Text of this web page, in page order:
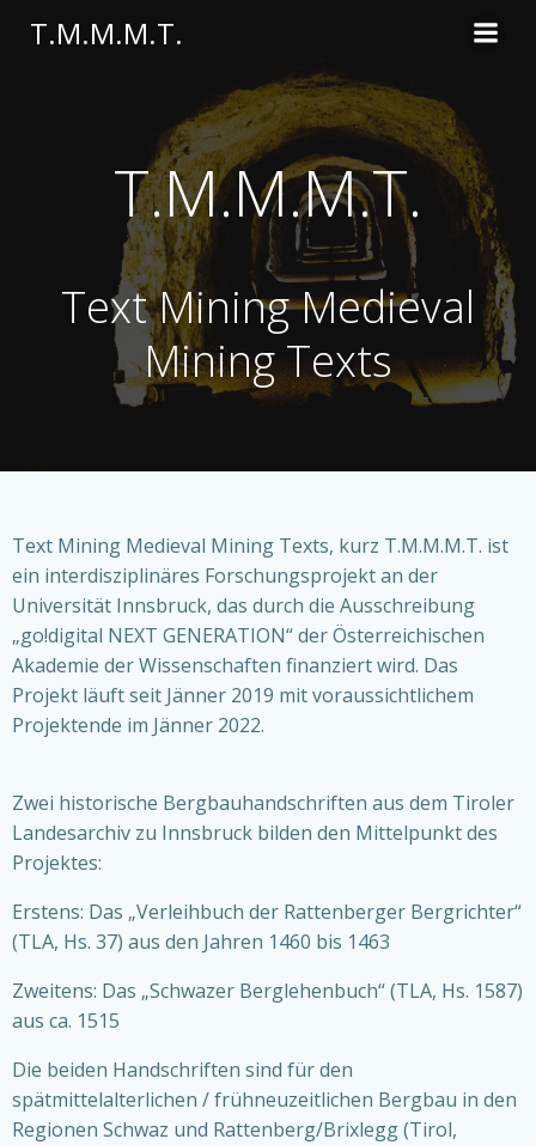
content
T.M.M.M.T.
T.M.M.M.T.
Text Mining Medieval
Mining Texts
Text Mining Medieval Mining Texts, kurz T.M.M.M.T. ist
ein interdisziplinäres Forschungsprojekt an der
Universität Innsbruck, das durch die Ausschreibung
„go!digital NEXT GENERATION“ der Österreichischen
Akademie der Wissenschaften finanziert wird. Das
Projekt läuft seit Jänner 2019 mit voraussichtlichem
Projektende im Jänner 2022.
Zwei historische Bergbauhandschriften aus dem Tiroler
Landesarchiv zu Innsbruck bilden den Mittelpunkt des
Projektes:
Erstens: Das „Verleihbuch der Rattenberger Bergrichter“
(TLA, Hs. 37) aus den Jahren 1460 bis 1463
Zweitens: Das „Schwazer Berglehenbuch“ (TLA, Hs. 1587)
aus ca. 1515
Die beiden Handschriften sind für den
spätmittelalterlichen / frühneuzeitlichen Bergbau in den
Regionen Schwaz und Rattenberg/Brixlegg (Tirol,